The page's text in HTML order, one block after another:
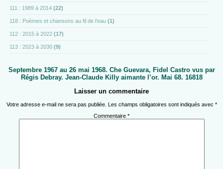
111 : 1989 à 2014 (22)
118 : Poèmes et chansons au fil de l'eau (1)
112 : 2015 à 2022 (17)
113 : 2023 à 2030 (9)
Septembre 1967 au 26 mai 1968. Che Guevara, Fidel Castro vus par
Régis Debray. Jean-Claude Killy aimante l’or. Mai 68. 16818
Laisser un commentaire
Votre adresse e-mail ne sera pas publiée. Les champs obligatoires sont indiqués avec *
Commentaire *